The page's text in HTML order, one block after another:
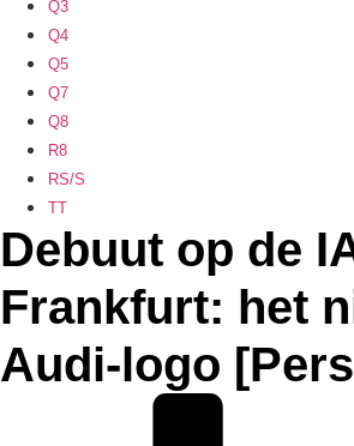
Q3
Q4
Q5
Q7
Q8
R8
RS/S
TT
Debuut op de
Frankfurt: het
Audi-logo